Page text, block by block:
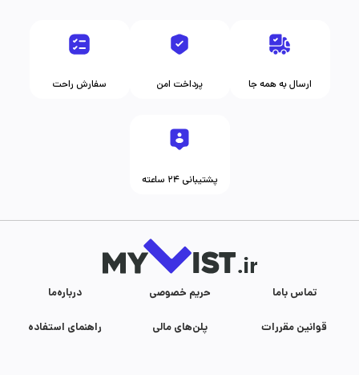
سفارش راحت پرداخت امن ارسال به همه جا
پشتیبانی ۲۴ ساعته
درباره‌ما حریم خصوصی تماس با‌ما
راهنمای استفاده پلن‌های مالی قوانین مقررات